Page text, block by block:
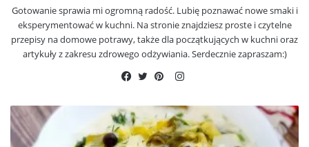
Gotowanie sprawia mi ogromną radość. Lubię poznawać nowe smaki i
eksperymentować w kuchni. Na stronie znajdziesz proste i czytelne
przepisy na domowe potrawy, także dla początkujących w kuchni oraz
artykuły z zakresu zdrowego odżywiania. Serdecznie zapraszam:)
Instagram